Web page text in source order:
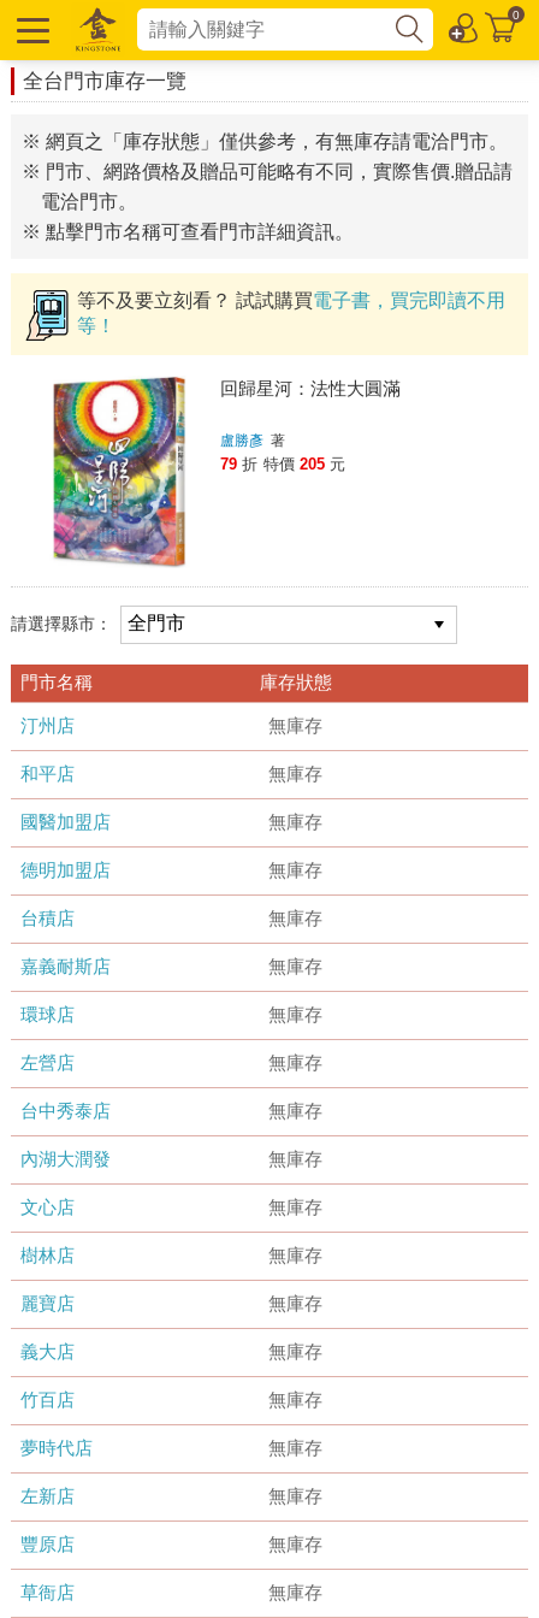
0
全台門市庫存一覽
※ 網頁之「庫存狀態」僅供參考，有無庫存請電洽門市。
※ 門市、網路價格及贈品可能略有不同，實際售價.贈品請
電洽門市。
※ 點擊門市名稱可查看門市詳細資訊。
等不及要立刻看？ 試試購買電子書，買完即讀不用
等！
回歸星河：法性大圓滿
盧勝彥 著
79 折 特價 205 元
請選擇縣市：
門市名稱 庫存狀態
汀州店 無庫存
和平店 無庫存
國醫加盟店 無庫存
德明加盟店 無庫存
台積店 無庫存
嘉義耐斯店 無庫存
環球店 無庫存
左營店 無庫存
台中秀泰店 無庫存
內湖大潤發 無庫存
文心店 無庫存
樹林店 無庫存
麗寶店 無庫存
義大店 無庫存
竹百店 無庫存
夢時代店 無庫存
左新店 無庫存
豐原店 無庫存
草衙店 無庫存